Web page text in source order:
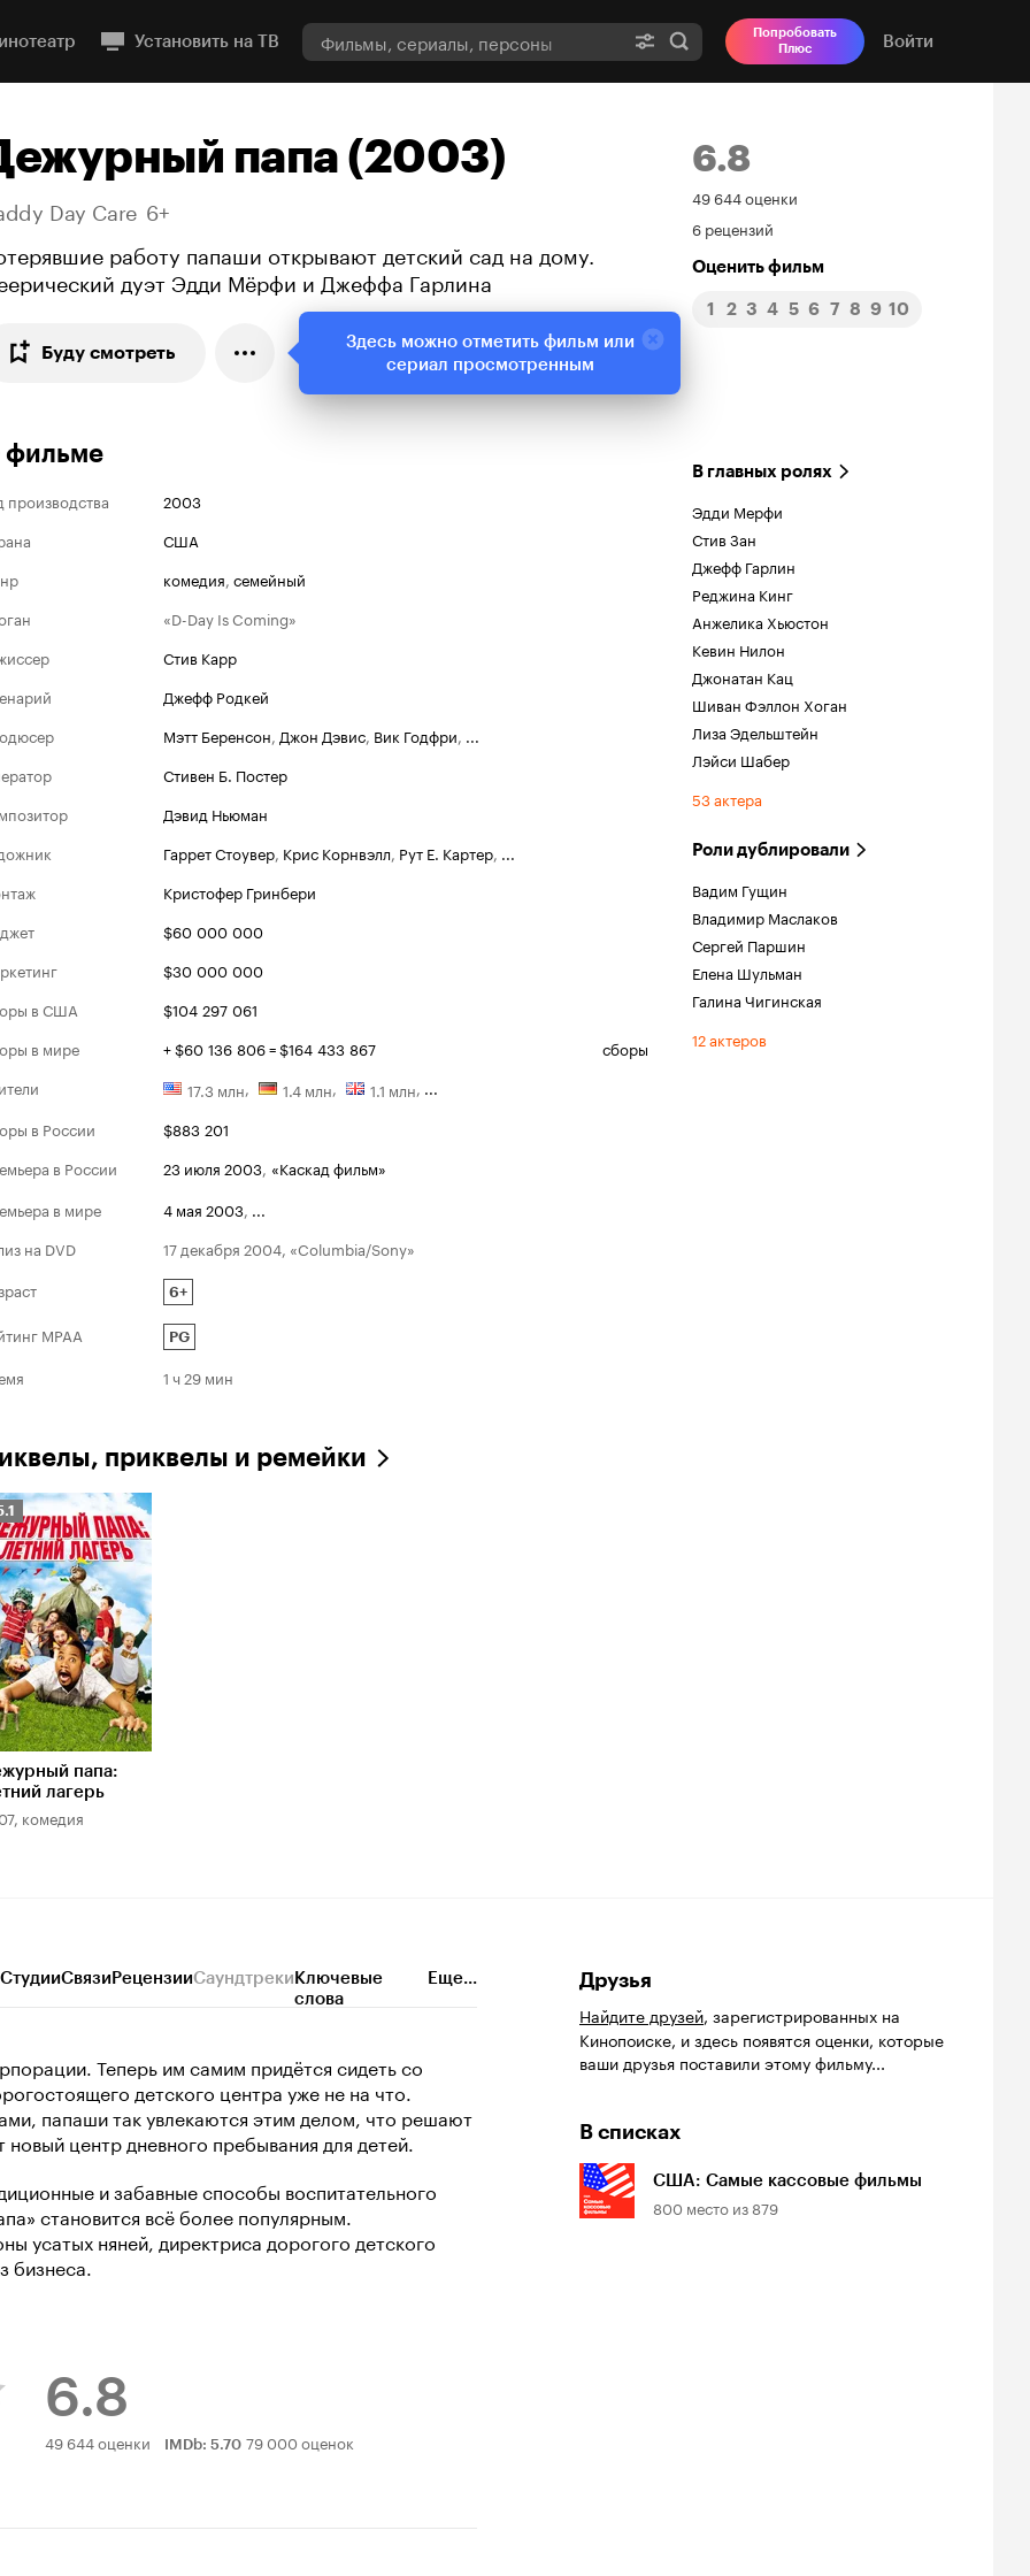
Установить на ТВ
Попробовать
Плюс
Войти
папа (2003)
Day Care 6+
работу папаши открывают детский сад на дому.
дуэт Эдди Мёрфи и Джеффа Гарлина
Буду смотреть
6.8
Рейтинг
Кинопоиска
6.8
49 644 оценки
6 рецензий
Оценить фильм
1 2 3 4 5 6 7 8 9 10
производства
2003
США
комедия, семейный
«D-Day Is Coming»
Стив Карр
Джефф Родкей
Мэтт Беренсон, Джон Дэвис, Вик Годфри, ...
Стивен Б. Постер
Дэвид Ньюман
Гаррет Стоувер, Крис Корнвэлл, Рут Е. Картер, ...
Кристофер Гринбери
$60 000 000
$30 000 000
в США
$104 297 061
в мире
+ $60 136 806 = $164 433 867
сборы
17.3 млн, 1.4 млн, 1.1 млн, ...
в России
$883 201
в России
23 июля 2003 «Каскад фильм»
в мире
4 мая 2003, ...
на DVD
17 декабря 2004, «Columbia/Sony»
6+
MPAA PG
1 ч 29 мин
В главных ролях
Эдди Мерфи
Стив Зан
Джефф Гарлин
Реджина Кинг
Анжелика Хьюстон
Кевин Нилон
Джонатан Кац
Шиван Фэллон Хоган
Лиза Эдельштейн
Лэйси Шабер
53 актера
Роли дублировали
Вадим Гущин
Владимир Маслаков
Сергей Паршин
Елена Шульман
Галина Чигинская
12 актеров
приквелы и ремейки
папа:
лагерь
комедия
СтудииСвязиРецензииСаундтрекиКлючевые
слова
Еще...
Теперь им самим придётся сидеть со
детского центра уже не на что.
папаши так увлекаются этим делом, что решают
центр дневного пребывания для детей.
и забавные способы воспитательного
становится всё более популярным.
усатых няней, директриса дорогого детского
бизнеса.
6.8
Рейтинг
49 644 оценки IMDb: 5.70 79 000 оценок
Друзья
Найдите друзей, зарегистрированных на
Кинопоиске, и здесь появятся оценки, которые
ваши друзья поставили этому фильму...
В списках
США: Самые кассовые фильмы
800 место из 879
Здесь можно отметить фильм или
сериал просмотренным